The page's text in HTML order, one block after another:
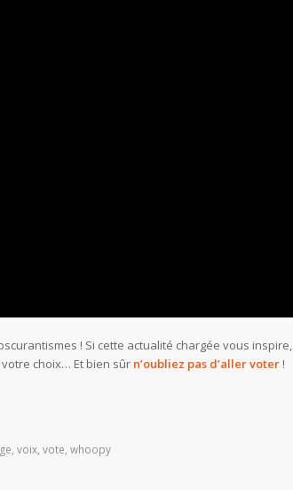
! Si cette actualité chargée vous inspire,
choix… Et bien sûr n’oubliez pas d’aller voter !
voix vote whoopy